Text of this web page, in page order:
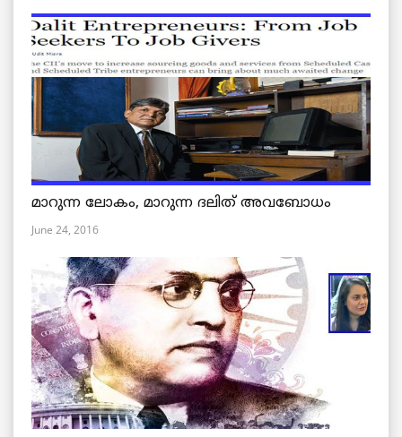
മാറുന്ന ലോകം, മാറുന്ന ദലിത് അവബോധം
June 24, 2016